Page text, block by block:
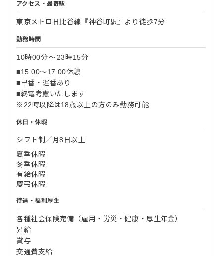
アクセス・最寄駅
東京メトロ日比谷線『神谷町駅』より徒歩7分
勤務時間
10時00分〜 23時15分
■15:00〜17:00休憩
■早番・遅番あり
■終電考慮いたします
※22時以降は18歳以上の方のみ勤務可能
休日・休暇
シフト制／月8日以上
夏季休暇
冬季休暇
有給休暇
慶弔休暇
待遇・福利厚生
各種社会保険完備（雇用・労災・健康・厚生年金）
昇給
賞与
交通費支給